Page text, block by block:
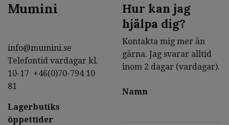
Mumini
info@mumini.se
Telefontid vardagar kl.
10-17 +46(0)70-794 10
81
Lagerbutiks
öppettider
Hur kan jag
hjälpa dig?
Kontakta mig mer än
gärna. Jag svarar alltid
inom 2 dagar (vardagar).
Namn